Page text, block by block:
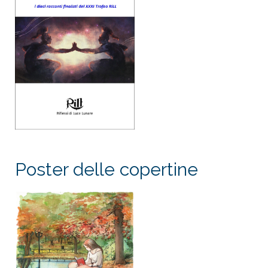
Poster delle copertine